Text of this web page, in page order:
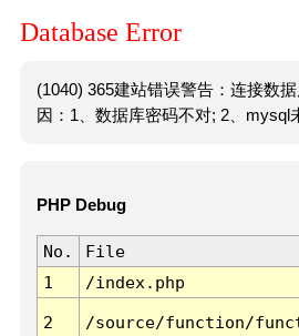
Database Error
(1040) 365建站错误警告：连接数
因：1、数据库密码不对; 2、mysql
PHP Debug
No. File
1
/index.php
2 /source/function/